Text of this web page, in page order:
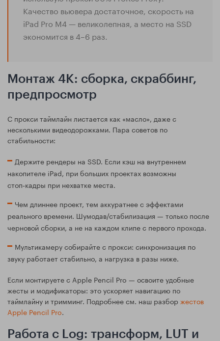
Качество вьювера достаточное, скорость на
iPad Pro M4 — великолепная, а место на SSD
экономится в 4–6 раз.
Монтаж 4K: сборка, скраббинг,
предпросмотр
С прокси таймлайн листается как «масло», даже с
несколькими видеодорожками. Пара советов по
стабильности:
Держите рендеры на SSD. Если кэш на внутреннем
накопителе iPad, при больших проектах возможны
стоп‑кадры при нехватке места.
Чем длиннее проект, тем аккуратнее с эффектами
реального времени. Шумодав/стабилизация — только после
черновой сборки, а не на каждом клипе с первого прохода.
Мультикамеру собирайте с прокси: синхронизация по
звуку работает стабильно, а нагрузка в разы ниже.
Если монтируете с Apple Pencil Pro — освоите удобные
жесты и модификаторы: это ускоряет навигацию по
таймлайну и тримминг. Подробнее см. наш разбор жестов
Apple Pencil Pro.
Работа с Log: трансформ, LUT и